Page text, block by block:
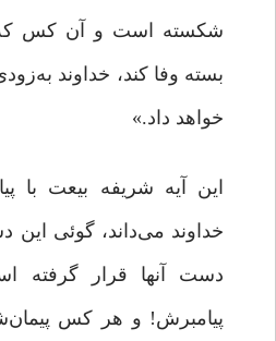
شکسته است و آن کس که
بسته وفا کند، خداوند
خواهد داد.»
این آیه شریفه بیعت با
خداوند می‌داند، گوئی
دست آنها قرار گرفته
پیامبرش! و هر کس